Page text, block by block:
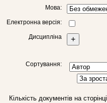
Мова:
Електронна версія:
Дисципліна +
Сортування:
Кількість документів на сторінці